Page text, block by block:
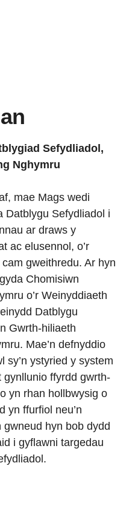
Sefydliadol,
Nghymru
mae Mags wedi
Datblygu Sefydliadol i
ar draws y
ac elusennol, o’r
gweithredu. Ar hyn
Chomisiwn
o’r Weinyddiaeth
Datblygu
Gwrth-hiliaeth
Mae’n defnyddio
sy’n ystyried y system
ffyrdd gwrth-
yn rhan hollbwysig o
yn ffurfiol neu’n
hyn bob dydd
i gyflawni targedau